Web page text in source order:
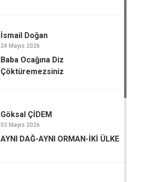
İsmail Doğan
24 Mayıs 2026
Baba Ocağına Diz
Çöktüremezsiniz
Göksal ÇİDEM
03 Mayıs 2026
AYNI DAĞ-AYNI ORMAN-İKİ ÜLKE